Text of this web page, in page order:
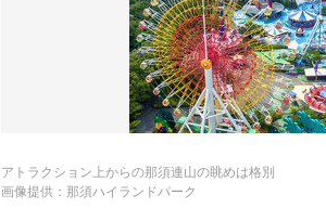
アトラクション上からの那須連山の眺めは格別
画像提供：那須ハイランドパーク